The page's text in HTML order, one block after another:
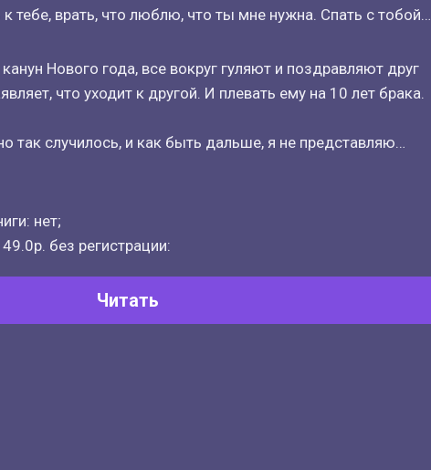
тебе, врать, что люблю, что ты мне нужна. Спать с тобой…
Нового года, все вокруг гуляют и поздравляют друг
что уходит к другой. И плевать ему на 10 лет брака.
так случилось, и как быть дальше, я не представляю…
нет;
без регистрации:
Читать